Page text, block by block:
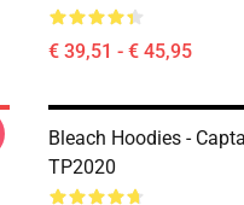
€ 39,51 - € 45,95
Bleach Hoodies -
TP2020